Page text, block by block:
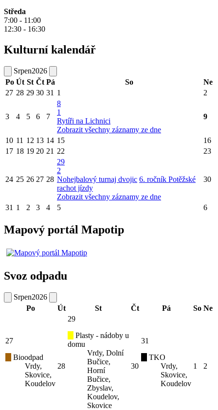
Středa
7:00 - 11:00
12:30 - 16:30
Kulturní kalendář
Srpen2026
Po Út St Čt Pá So
Ne
27 28 29 30 31 1 2
3 4 5 6 7
8
1
Rytíři na Lichnici
Zobrazit všechny záznamy ze dne
9
10 11 12 13 14 15
16
17 18 19 20 21 22 23
24 25 26 27 28
29
2
Nohejbalový turnaj dvojic 6. ročník Potěžské
rachot jízdy
Zobrazit všechny záznamy ze dne
30
31 1 2 3 4 5 6
Mapový portál Mapotip
Svoz odpadu
Srpen2026
Po
Út St Čt Pá So Ne
27
Bioodpad
Vrdy,
Skovice,
Koudelov
28
29
Plasty - nádoby u
domu
Vrdy, Dolní
Bučice,
Horní
Bučice,
Zbyslav,
Koudelov,
Skovice
30
31
TKO
Vrdy,
Skovice,
Koudelov
1 2